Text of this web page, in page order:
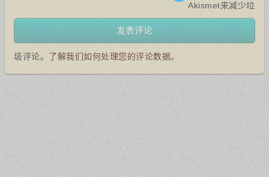
Akismet来减少垃
圾评论。 了解我们如何处理您的评论数据。